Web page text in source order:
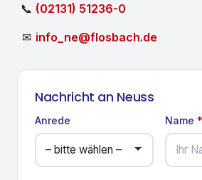
📞 (02131) 51236-0
✉ info_ne@flosbach.de
Nachricht an Neuss
Anrede Name *